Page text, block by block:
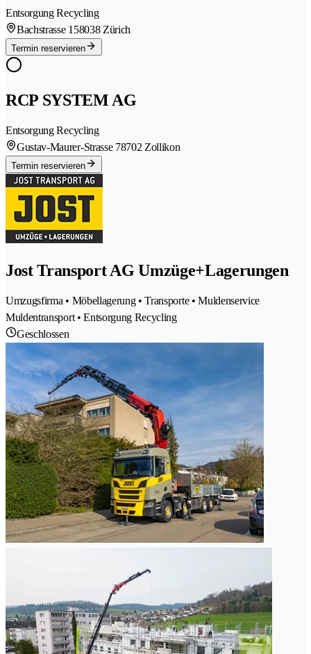
Entsorgung Recycling
Bachstrasse 158038 Zürich
Termin reservieren
RCP SYSTEM AG
Entsorgung Recycling
Gustav-Maurer-Strasse 78702 Zollikon
Termin reservieren
Jost Transport AG Umzüge+Lagerungen
Umzugsfirma • Möbellagerung • Transporte • Muldenservice
Muldentransport • Entsorgung Recycling
Geschlossen